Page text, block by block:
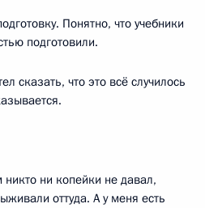
Понятно, что учебники
подготовили.
сказать, что это всё случилось
никто ни копейки не давал,
оттуда. А у меня есть